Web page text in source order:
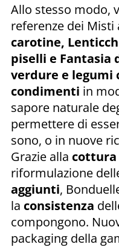
Allo stesso modo,
referenze dei Misti
carotine,
piselli e Fantasia
verdure e legumi
condimenti in
sapore naturale
permettere di
sono, o in nuove
Grazie alla cottura
riformulazione
aggiunti,
la consistenza
compongono.
packaging della